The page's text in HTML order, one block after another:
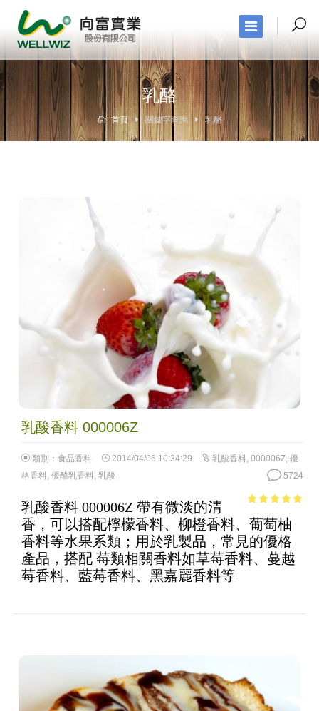
乳酪
首頁 關鍵字查詢 乳酪
乳酸香料 000006Z
類別： 食品香料 2014/04/06 10:34:29 乳酸香料, 000006Z, 優
格香料, 優酪乳香料, 乳酸 5724
5
乳酸香料 000006Z 帶有微淡的清
香，可以搭配檸檬香料、柳橙香料、葡萄柚
香料等水果系類；用於乳製品，常見的優格
產品，搭配 莓類相關香料如草莓香料、蔓越
莓香料、藍莓香料、黑嘉麗香料等